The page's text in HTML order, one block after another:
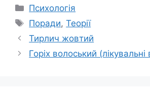
Категорії
Психологія
Позначки
Поради,Теорії
Тирлич жовтий
Горіх волоський (лікувальні